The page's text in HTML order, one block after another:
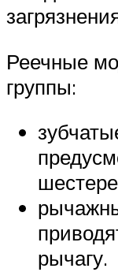
Реечные
группы:
рычагу.